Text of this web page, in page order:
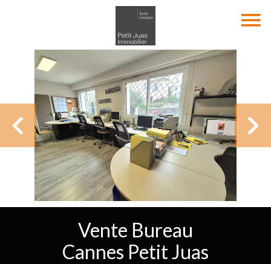
Vente Bureau
Cannes Petit Juas